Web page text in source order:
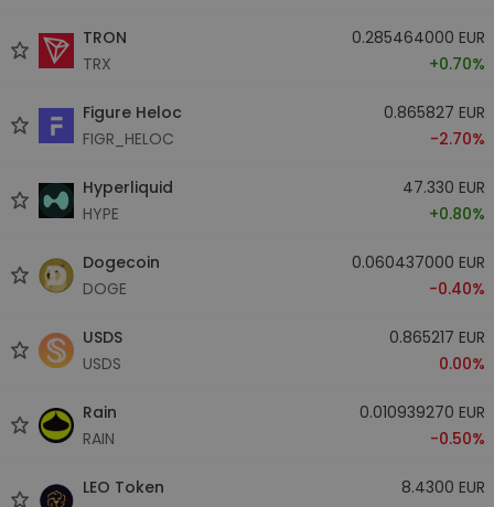
TRON
TRX
0.285464000 EUR
+0.70%
Figure Heloc
FIGR_HELOC
0.865827 EUR
-2.70%
Hyperliquid
HYPE
47.330 EUR
+0.80%
Dogecoin
DOGE
0.060437000 EUR
-0.40%
USDS
USDS
0.865217 EUR
0.00%
Rain
RAIN
0.010939270 EUR
-0.50%
LEO Token
8.4300 EUR